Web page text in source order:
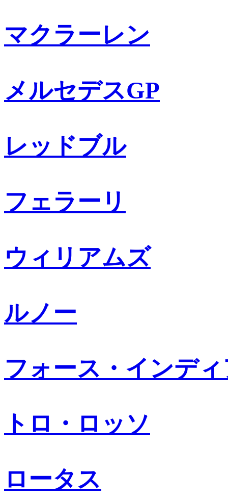
マクラーレン
メルセデスGP
レッドブル
フェラーリ
ウィリアムズ
ルノー
フォース・インデ
トロ・ロッソ
ロータス